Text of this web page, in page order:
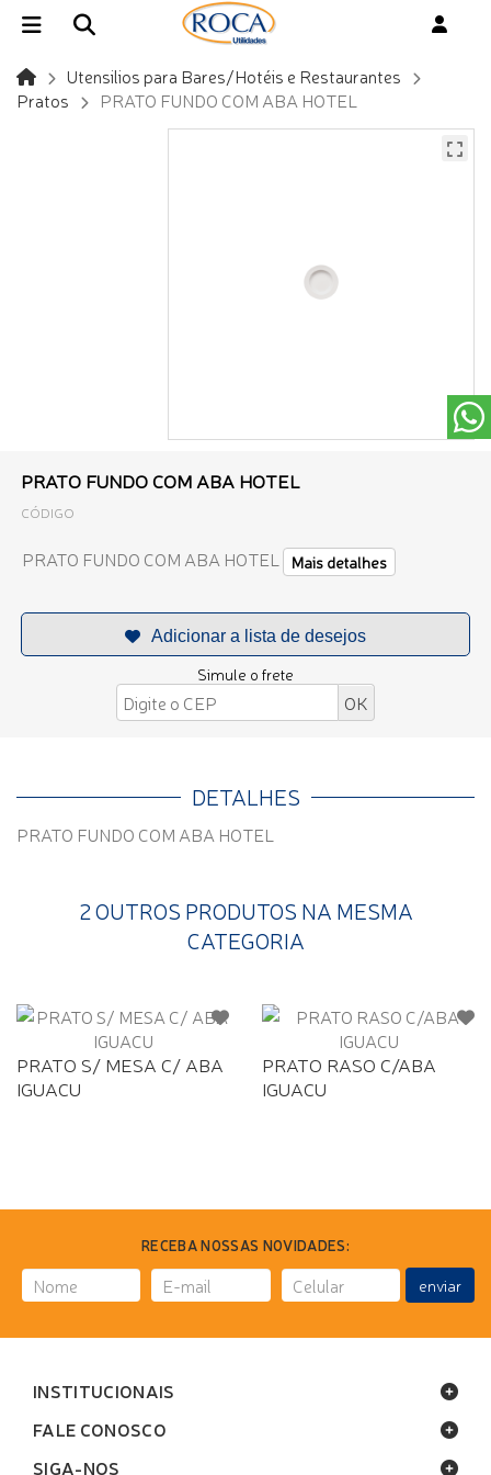
Utensilios para Bares/Hotéis e Restaurantes
Pratos
PRATO FUNDO COM ABA HOTEL
PRATO FUNDO COM ABA HOTEL
CÓDIGO
PRATO FUNDO COM ABA HOTEL Mais detalhes
Simule o frete
DETALHES
PRATO FUNDO COM ABA HOTEL
2 OUTROS PRODUTOS NA MESMA
CATEGORIA
PRATO S/ MESA C/ ABA
IGUACU
PRATO RASO C/ABA
IGUACU
RECEBA NOSSAS NOVIDADES:
enviar
INSTITUCIONAIS
FALE CONOSCO
SIGA-NOS